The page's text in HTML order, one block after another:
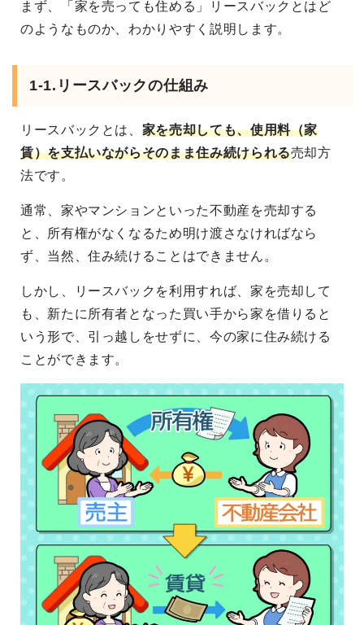
まず、「家を売っても住める」リースバックとはど
のようなものか、わかりやすく説明します。
1-1.リースバックの仕組み
リースバックとは、 家を売却しても、使用料（家
賃）を支払いながらそのまま住み続けられる売却方
法です。
通常、家やマンションといった不動産を売却する
と、所有権がなくなるため明け渡さなければなら
ず、当然、住み続けることはできません。
しかし、リースバックを利用すれば、家を売却して
も、新たに所有者となった買い手から家を借りると
いう形で、引っ越しをせずに、今の家に住み続ける
ことができます。